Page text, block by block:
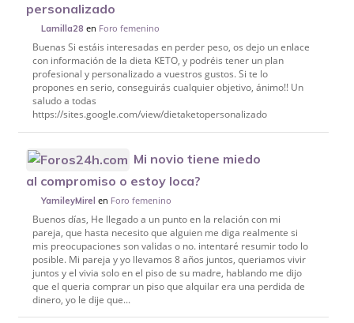
personalizado
Lamilla28 en Foro femenino
Buenas Si estáis interesadas en perder peso, os dejo un enlace
con información de la dieta KETO, y podréis tener un plan
profesional y personalizado a vuestros gustos. Si te lo
propones en serio, conseguirás cualquier objetivo, ánimo!! Un
saludo a todas
https://sites.google.com/view/dietaketopersonalizado
Mi novio tiene miedo
al compromiso o estoy loca?
YamileyMirel en Foro femenino
Buenos días, He llegado a un punto en la relación con mi
pareja, que hasta necesito que alguien me diga realmente si
mis preocupaciones son validas o no. intentaré resumir todo lo
posible. Mi pareja y yo llevamos 8 años juntos, queriamos vivir
juntos y el vivia solo en el piso de su madre, hablando me dijo
que el queria comprar un piso que alquilar era una perdida de
dinero, yo le dije que...